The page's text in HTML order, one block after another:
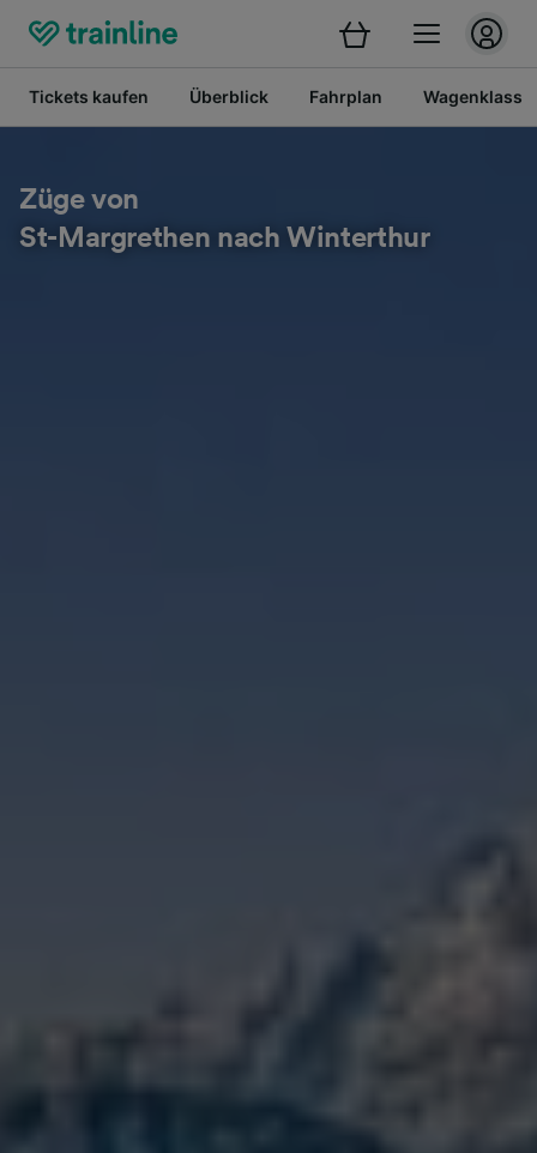
Tickets kaufen Überblick Fahrplan
Züge von
St-Margrethen nach Winterthur